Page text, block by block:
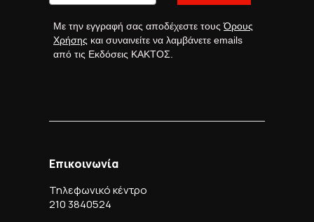
Με την εγγραφή σας αποδέχεστε τουςΌρους
Χρήσης και συναινείτε να λαμβάνετε emails
από τις Εκδόσεις ΚΑΚΤΟΣ.
Επικοινωνία
Τηλεφωνικό κέντρο
210 3840524